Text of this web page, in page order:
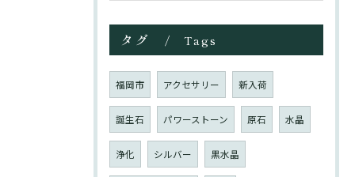
タグ Tags
福岡市 アクセサリー 新入荷
誕生石 パワーストーン 原石 水晶
浄化 シルバー 黒水晶